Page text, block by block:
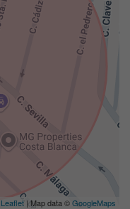
Leaflet | Map data ©GoogleMaps